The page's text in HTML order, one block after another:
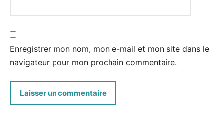
Enregistrer mon nom, mon e-mail et mon site dans le
navigateur pour mon prochain commentaire.